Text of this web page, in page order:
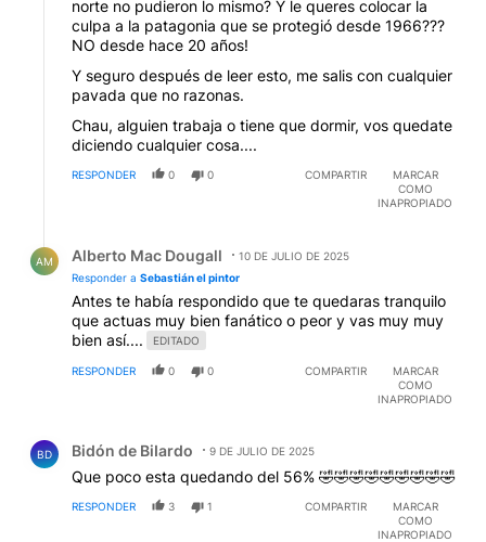
norte no pudieron lo mismo? Y le queres colocar la
culpa a la patagonia que se protegió desde 1966???
NO desde hace 20 años!
Y seguro después de leer esto, me salis con cualquier
pavada que no razonas.
Chau, alguien trabaja o tiene que dormir, vos quedate
diciendo cualquier cosa....
RESPONDER 0 0 COMPARTIR
MARCAR
COMO
INAPROPIADO
AM Alberto Mac Dougall
10 DE JULIO DE 2025
Responder a Sebastián el pintor
Antes te había respondido que te quedaras tranquilo
que actuas muy bien fanático o peor y vas muy muy
bien así....
EDITADO
RESPONDER 0 0 COMPARTIR
MARCAR
COMO
INAPROPIADO
BD Bidón de BiIardo 9 DE JULIO DE 2025
Que poco esta quedando del 56% 🤣🤣🤣🤣🤣🤣🤣🤣🤣
RESPONDER 3 1 COMPARTIR
MARCAR
COMO
INAPROPIADO